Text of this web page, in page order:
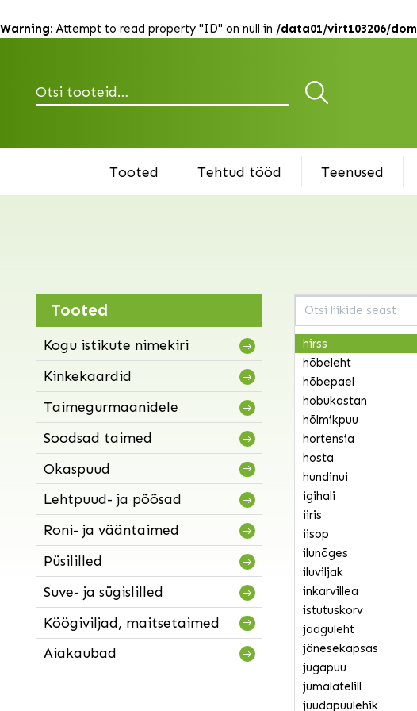
Warning: Attempt to read property "ID" on null in /data01/virt103206/
Otsi
Tooted Tehtud tööd Teenused
Tooted
Kogu istikute nimekiri
Kinkekaardid
Taimegurmaanidele
Soodsad taimed
Okaspuud
Lehtpuud- ja põõsad
Roni- ja vääntaimed
Püsililled
Suve- ja sügislilled
Köögiviljad, maitsetaimed
Aiakaubad
ebaküpress
ebasarapuu
enelas
habeõis
haguhein
hiidroog
hikkoripuu
hirss
hõbeleht
hõbepael
hobukastan
hõlmikpuu
hortensia
hosta
hundinui
igihali
iiris
iisop
ilunõges
iluviljak
inkarvillea
istutuskorv
jaaguleht
jänesekapsas
jugapuu
jumalatelill
juudapuulehik